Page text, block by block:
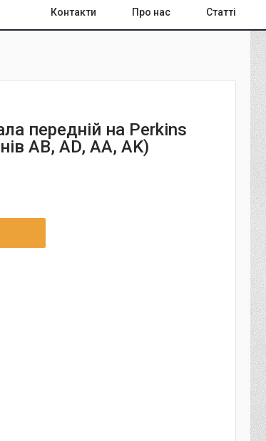
Контакти Про нас Статті
передній на Perkins
AB, AD, AA, AK)